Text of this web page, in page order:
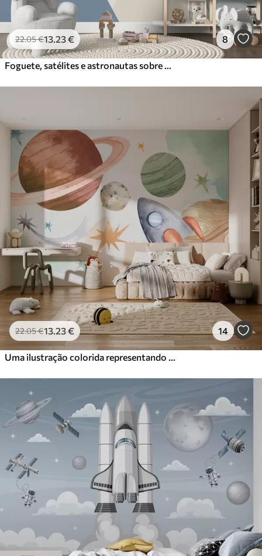
22.05€13.23€ 8
Foguete, satélites e astronautas sobre montanhas
22.05€13.23€ 14
Uma ilustração colorida representando vários planetas e aquarela espacial